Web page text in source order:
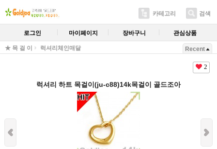
카테고리 검색
로그인 마이페이지 장바구니 관심상품
★ 목 걸 이 럭셔리체인매달 Recent
2
럭셔리 하트 목걸이(ju-c88)14k목걸이 골드조아